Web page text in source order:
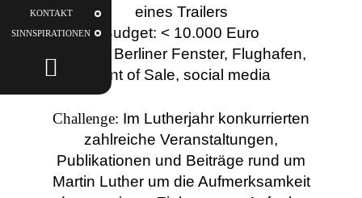
KONTAKT
SINNSPIRATIONEN
eines Trailers
Budget: < 10.000 Euro
Kanäle: Berliner Fenster, Flughafen,
Point of Sale, social media
Challenge: Im Lutherjahr konkurrierten
zahlreiche Veranstaltungen,
Publikationen und Beiträge rund um
Martin Luther um die Aufmerksamkeit